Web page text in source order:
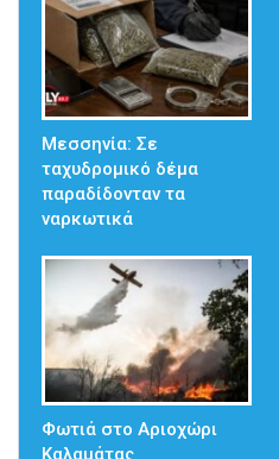
Μεσσηνία: Σε
ταχυδρομικό δέμα
παραδίδονταν τα
ναρκωτικά
Φωτιά στο Αριοχώρι
Καλαμάτας